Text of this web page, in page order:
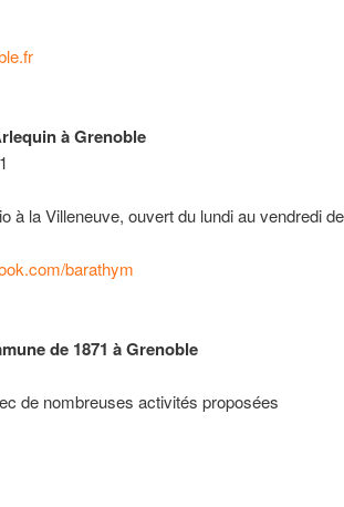
à Grenoble
à la Villeneuve, ouvert du lundi au vendredi
barathym
de 1871 à Grenoble
de nombreuses activités proposées